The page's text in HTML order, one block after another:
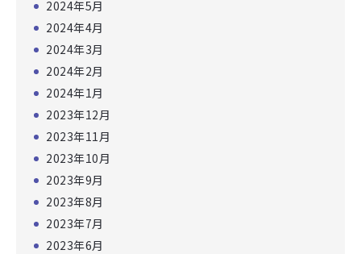
2024年5月
2024年4月
2024年3月
2024年2月
2024年1月
2023年12月
2023年11月
2023年10月
2023年9月
2023年8月
2023年7月
2023年6月